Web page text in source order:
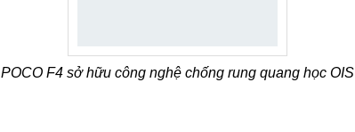
POCO F4 sở hữu công nghệ chống rung quang học OIS